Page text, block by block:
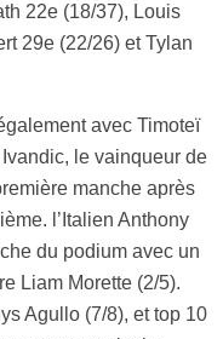
22e (18/37), Louis
29e (22/26) et Tylan
avec Timoteï
le vainqueur de
manche après
l’Italien Anthony
du podium avec un
Liam Morette (2/5).
Agullo (7/8), et top 10